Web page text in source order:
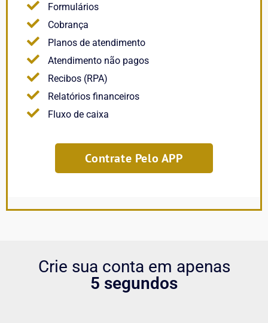
Formulários
Cobrança
Planos de atendimento
Atendimento não pagos
Recibos (RPA)
Relatórios financeiros
Fluxo de caixa
Contrate Pelo APP
Crie sua conta em apenas
5 segundos